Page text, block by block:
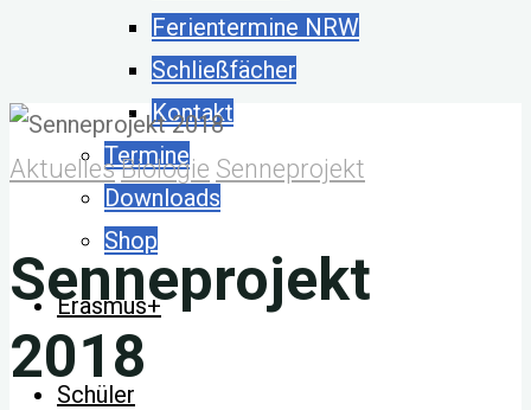
Ferientermine NRW
Schließfächer
Kontakt
Termine
Downloads
Shop
Erasmus+
Schüler
Aktuelles Biologie Senneprojekt
Senneprojekt
2018